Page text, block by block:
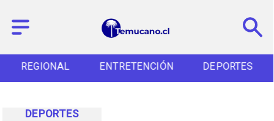
REGIONAL ENTRETENCIÓN DEPORTES
DEPORTES